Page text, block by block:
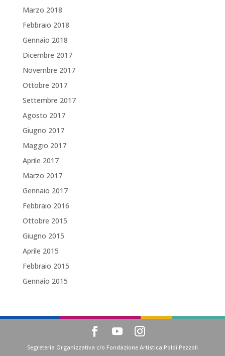
Marzo 2018
Febbraio 2018
Gennaio 2018
Dicembre 2017
Novembre 2017
Ottobre 2017
Settembre 2017
Agosto 2017
Giugno 2017
Maggio 2017
Aprile 2017
Marzo 2017
Gennaio 2017
Febbraio 2016
Ottobre 2015
Giugno 2015
Aprile 2015
Febbraio 2015
Gennaio 2015
Segreteria Organizzativa c/o Fondazione Artistica Poldi Pezzoli